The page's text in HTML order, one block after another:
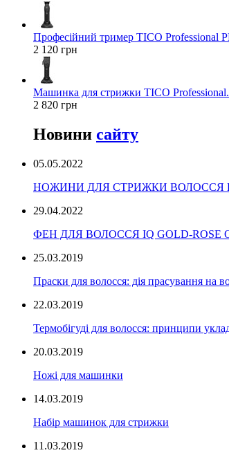
Професійний тример TICO Professional
2 120 грн
Машинка для стрижки TICO
2 820 грн
Новини сайту
05.05.2022
НОЖИНИ ДЛЯ СТРИЖКИ ВОЛОССЯ
29.04.2022
ФЕН ДЛЯ ВОЛОССЯ IQ GOLD-ROSE
25.03.2019
Праски для волосся: дія прасування на
22.03.2019
Термобігуді для волосся: принципи
20.03.2019
Ножі для машинки
14.03.2019
Набір машинок для стрижки
11.03.2019